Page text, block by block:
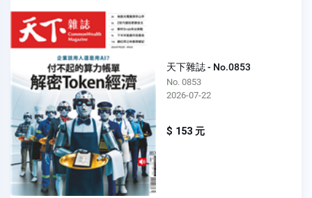
天下雜誌 - No.0853
No. 0853
2026-07-22
$ 153 元